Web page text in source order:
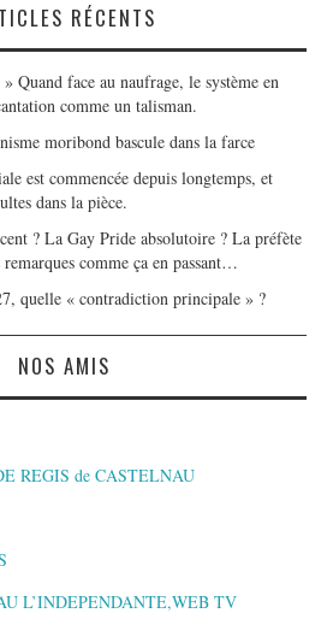
RÉCENTS
Quand face au naufrage, le système en
comme un talisman.
moribond bascule dans la farce
est commencée depuis longtemps, et
dans la pièce.
? La Gay Pride absolutoire ? La préfète
comme ça en passant…
quelle « contradiction principale » ?
NOS AMIS
REGIS de CASTELNAU
L’INDEPENDANTE,WEB TV